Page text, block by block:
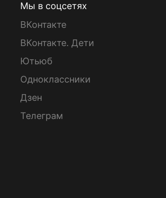
Мы в соцсетях
ВКонтакте
ВКонтакте. Дети
Ютьюб
Одноклассники
Дзен
Телеграм